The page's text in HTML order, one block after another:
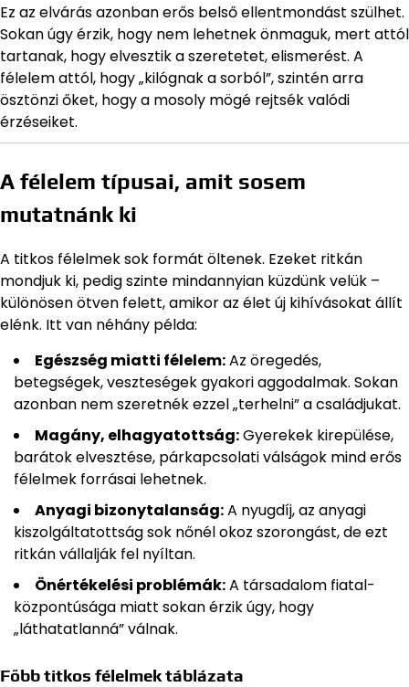
Ez az elvárás azonban erős belső ellentmondást szülhet.
Sokan úgy érzik, hogy nem lehetnek önmaguk, mert attól
tartanak, hogy elvesztik a szeretetet, elismerést. A
félelem attól, hogy „kilógnak a sorból”, szintén arra
ösztönzi őket, hogy a mosoly mögé rejtsék valódi
érzéseiket.
A félelem típusai, amit sosem
mutatnánk ki
A titkos félelmek sok formát öltenek. Ezeket ritkán
mondjuk ki, pedig szinte mindannyian küzdünk velük –
különösen ötven felett, amikor az élet új kihívásokat állít
elénk. Itt van néhány példa:
Egészség miatti félelem:Az öregedés,
betegségek, veszteségek gyakori aggodalmak. Sokan
azonban nem szeretnék ezzel „terhelni” a családjukat.
Magány, elhagyatottság:Gyerekek kirepülése,
barátok elvesztése, párkapcsolati válságok mind erős
félelmek forrásai lehetnek.
Anyagi bizonytalanság:A nyugdíj, az anyagi
kiszolgáltatottság sok nőnél okoz szorongást, de ezt
ritkán vállalják fel nyíltan.
Önértékelési problémák:A társadalom fiatal-
központúsága miatt sokan érzik úgy, hogy
„láthatatlanná” válnak.
Főbb titkos félelmek táblázata